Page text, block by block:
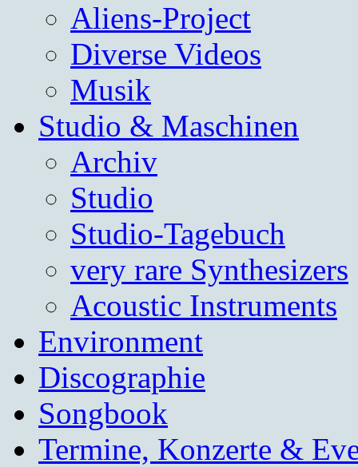
Aliens-Project
Diverse Videos
Musik
Studio & Maschinen
Archiv
Studio
Studio-Tagebuch
very rare Synthesizers
Acoustic Instruments
Environment
Discographie
Songbook
Termine, Konzerte &